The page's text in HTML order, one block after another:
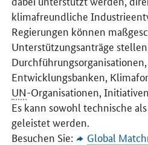
klimafreundliche
Regierungen können
Unterstützungsanträge
Entwicklungsbanken,
UN-Organisationen,
Es kann sowohl technische
geleistet werden.
Besuchen Sie:
Global